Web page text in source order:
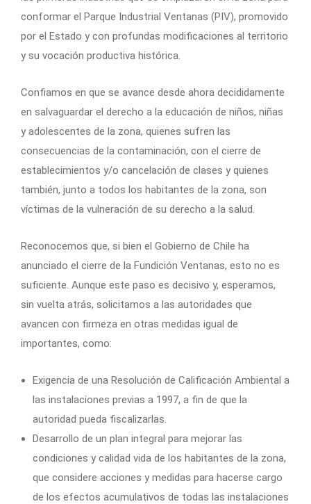
conformar el Parque Industrial Ventanas (PIV), promovido
por el Estado y con profundas modificaciones al territorio
y su vocación productiva histórica.
Confiamos en que se avance desde ahora decididamente
en salvaguardar el derecho a la educación de niños, niñas
y adolescentes de la zona, quienes sufren las
consecuencias de la contaminación, con el cierre de
establecimientos y/o cancelación de clases y quienes
también, junto a todos los habitantes de la zona, son
víctimas de la vulneración de su derecho a la salud.
Reconocemos que, si bien el Gobierno de Chile ha
anunciado el cierre de la Fundición Ventanas, esto no es
suficiente. Aunque este paso es decisivo y, esperamos,
sin vuelta atrás, solicitamos a las autoridades que
avancen con firmeza en otras medidas igual de
importantes, como:
Exigencia de una Resolución de Calificación Ambiental a
las instalaciones previas a 1997, a fin de que la
autoridad pueda fiscalizarlas.
Desarrollo de un plan integral para mejorar las
condiciones y calidad vida de los habitantes de la zona,
que considere acciones y medidas para hacerse cargo
de los efectos acumulativos de todas las instalaciones